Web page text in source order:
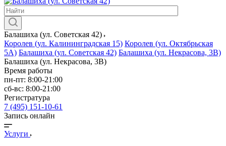
Балашиха (ул. Советская 42)
Королев (ул. Калининградская 15) Королев (ул. Октябрьская
5А) Балашиха (ул. Советская 42) Балашиха (ул. Некрасова, 3В)
Балашиха (ул. Некрасова, 3В)
Время работы
пн-пт: 8:00-21:00
сб-вс: 8:00-21:00
Регистратура
7 (495) 151-10-61
Запись онлайн
Услуги